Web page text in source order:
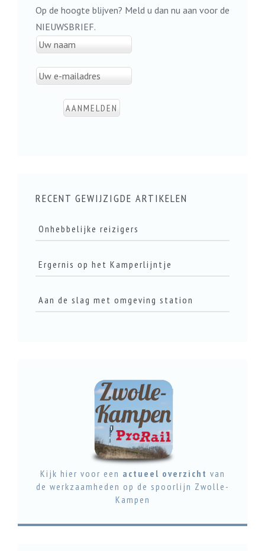
Op de hoogte blijven? Meld u dan nu aan voor de
NIEUWSBRIEF.
RECENT GEWIJZIGDE ARTIKELEN
Onhebbelijke reizigers
LEES DIT ARTIKEL
Ergernis op het Kamperlijntje
LEES DIT ARTIKEL
Aan de slag met omgeving station
Kijk hier voor een actueel overzicht van
de werkzaamheden op de spoorlijn Zwolle-
Kampen